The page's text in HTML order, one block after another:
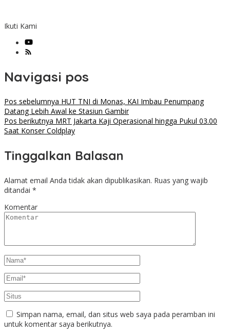
Ikuti Kami
Navigasi pos
Pos sebelumnya HUT TNI di Monas, KAI Imbau Penumpang
Datang Lebih Awal ke Stasiun Gambir
Pos berikutnya MRT Jakarta Kaji Operasional hingga Pukul 03.00
Saat Konser Coldplay
Tinggalkan Balasan
Alamat email Anda tidak akan dipublikasikan. Ruas yang wajib
ditandai *
Komentar
Simpan nama, email, dan situs web saya pada peramban ini
untuk komentar saya berikutnya.